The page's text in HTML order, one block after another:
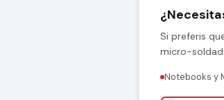
Si preferis
micro-
Notebooks y